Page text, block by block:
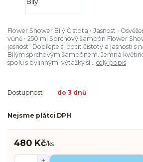
Flower Shower Bílý Čistota • Jasnost •
vůně • 250 ml Sprchový šampón Flower
jasnost“ Dopřejte si pocit čistoty a jasnosti s
Bílým sprchovým šampónem. Jemná
spolu s bylinnými výtažky sl... celý popis
Dostupnost do 3 dnů
Nejsme plátci DPH
480 Kč/ks